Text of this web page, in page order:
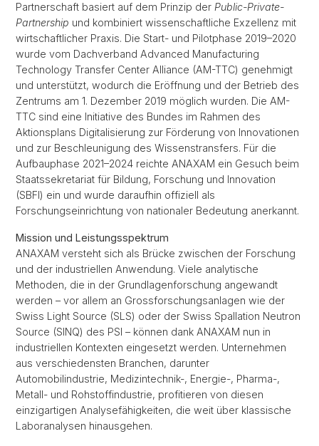
Partnerschaft basiert auf dem Prinzip der Public-Private-
Partnership und kombiniert wissenschaftliche Exzellenz mit
wirtschaftlicher Praxis. Die Start- und Pilotphase 2019–2020
wurde vom Dachverband Advanced Manufacturing
Technology Transfer Center Alliance (AM-TTC) genehmigt
und unterstützt, wodurch die Eröffnung und der Betrieb des
Zentrums am 1. Dezember 2019 möglich wurden. Die AM-
TTC sind eine Initiative des Bundes im Rahmen des
Aktionsplans Digitalisierung zur Förderung von Innovationen
und zur Beschleunigung des Wissenstransfers. Für die
Aufbauphase 2021–2024 reichte ANAXAM ein Gesuch beim
Staatssekretariat für Bildung, Forschung und Innovation
(SBFI) ein und wurde daraufhin offiziell als
Forschungseinrichtung von nationaler Bedeutung anerkannt.
Mission und Leistungsspektrum
ANAXAM versteht sich als Brücke zwischen der Forschung
und der industriellen Anwendung. Viele analytische
Methoden, die in der Grundlagenforschung angewandt
werden – vor allem an Grossforschungsanlagen wie der
Swiss Light Source (SLS) oder der Swiss Spallation Neutron
Source (SINQ) des PSI – können dank ANAXAM nun in
industriellen Kontexten eingesetzt werden. Unternehmen
aus verschiedensten Branchen, darunter
Automobilindustrie, Medizintechnik-, Energie-, Pharma-,
Metall- und Rohstoffindustrie, profitieren von diesen
einzigartigen Analysefähigkeiten, die weit über klassische
Laboranalysen hinausgehen.